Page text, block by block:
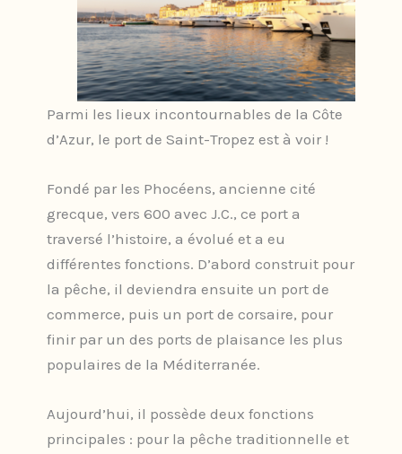
Parmi les lieux incontournables de la Côte
d’Azur, le port de Saint-Tropez est à voir !
Fondé par les Phocéens, ancienne cité
grecque, vers 600 avec J.C., ce port a
traversé l’histoire, a évolué et a eu
différentes fonctions. D’abord construit pour
la pêche, il deviendra ensuite un port de
commerce, puis un port de corsaire, pour
finir par un des ports de plaisance les plus
populaires de la Méditerranée.
Aujourd’hui, il possède deux fonctions
principales : pour la pêche traditionnelle et